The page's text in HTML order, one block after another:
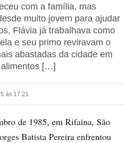
com a família, mas
muito jovem para ajudar
Flávia já trabalhava como
e seu primo reviravam o
abastadas da cidade em
alimentos […]
às 17:21
de 1985, em Rifaina, São
Batista Pereira enfrentou